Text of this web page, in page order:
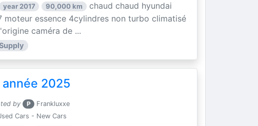
year 2017 90,000 km
chaud chaud hyundai
moteur essence 4cylindres non turbo climatisé
caméra de ...
2025
by P Frankluxxe
Cars - New Cars